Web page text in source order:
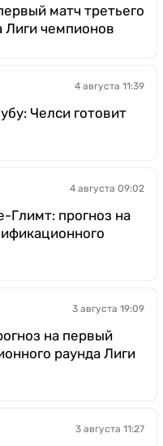
матч третьего
Лиги чемпионов
4 августа 11:39
Челси готовит
4 августа 09:02
прогноз на
3 августа 19:09
на первый
раунда Лиги
3 августа 11:27